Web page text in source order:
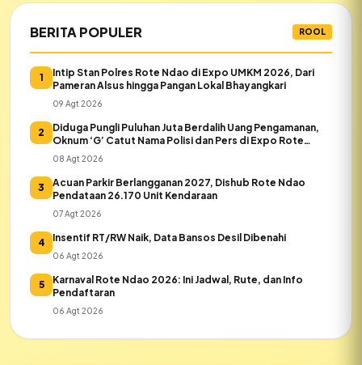
BERITA POPULER ROOL
1
Intip Stan Polres Rote Ndao di Expo UMKM 2026, Dari
Pameran Alsus hingga Pangan Lokal Bhayangkari
09 Agt 2026
2
Diduga Pungli Puluhan Juta Berdalih Uang Pengamanan,
Oknum ‘G’ Catut Nama Polisi dan Pers di Expo Rote
Ndao
08 Agt 2026
3
Acuan Parkir Berlangganan 2027, Dishub Rote Ndao
Pendataan 26.170 Unit Kendaraan
07 Agt 2026
4 Insentif RT/RW Naik, Data Bansos Desil Dibenahi
06 Agt 2026
5
Karnaval Rote Ndao 2026: Ini Jadwal, Rute, dan Info
Pendaftaran
06 Agt 2026